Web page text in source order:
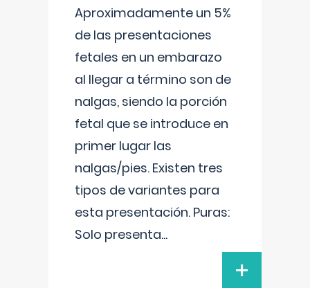
Aproximadamente un 5%
de las presentaciones
fetales en un embarazo
al llegar a término son de
nalgas, siendo la porción
fetal que se introduce en
primer lugar las
nalgas/pies. Existen tres
tipos de variantes para
esta presentación. Puras:
Solo presenta...
+